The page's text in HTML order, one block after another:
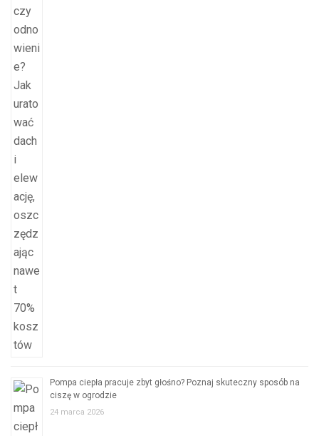
Pompa ciepła pracuje zbyt głośno? Poznaj skuteczny sposób na
ciszę w ogrodzie
24 marca 2026